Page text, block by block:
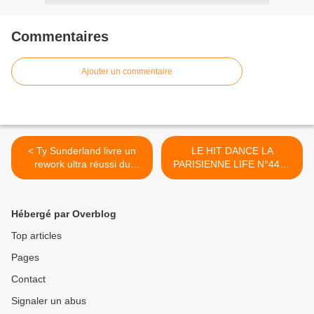
Commentaires
Ajouter un commentaire
< Ty Sunderland livre un
rework ultra réussi du
premier tube de Jennifer
LE HIT DANCE LA
PARISIENNE LIFE N°441 -
23 AOÛT 2024 >
Hébergé par Overblog
Top articles
Pages
Contact
Signaler un abus